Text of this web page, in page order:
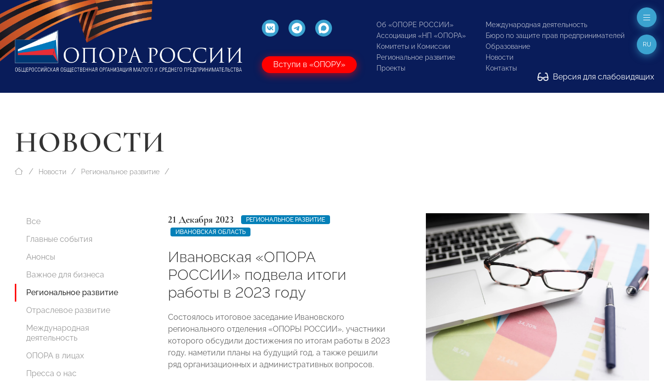
Вступи в «ОПОРУ»
Об «ОПОРЕ РОССИИ»
Ассоциация «НП «ОПОРА»
Комитеты и Комиссии
Региональное развитие
Проекты
Международная деятельность
Бюро по защите прав предпринимателей
Образование
Новости
Контакты
Версия для слабовидящих
RU
НОВОСТИ
Новости Региональное развитие
Все
Главные события
Анонсы
Важное для бизнеса
Региональное развитие
Отраслевое развитие
Международная
деятельность
ОПОРА в лицах
Пресса о нас
21 Декабря 2023
РЕГИОНАЛЬНОЕ РАЗВИТИЕ
ИВАНОВСКАЯ ОБЛАСТЬ
Ивановская «ОПОРА
РОССИИ» подвела итоги
работы в 2023 году
Состоялось итоговое заседание Ивановского
регионального отделения «ОПОРЫ РОССИИ», участники
которого обсудили достижения по итогам работы в 2023
году, наметили планы на будущий год, а также решили
ряд организационных и административных вопросов.